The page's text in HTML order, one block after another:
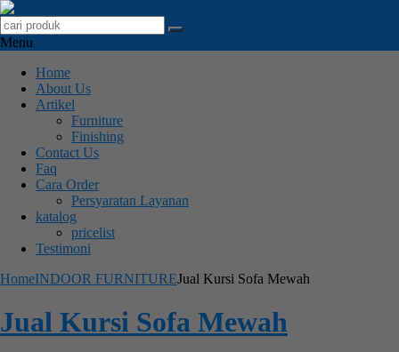
Menu
Home
About Us
Artikel
Furniture
Finishing
Contact Us
Faq
Cara Order
Persyaratan Layanan
katalog
pricelist
Testimoni
HomeINDOOR FURNITUREJual Kursi Sofa Mewah
Jual Kursi Sofa Mewah